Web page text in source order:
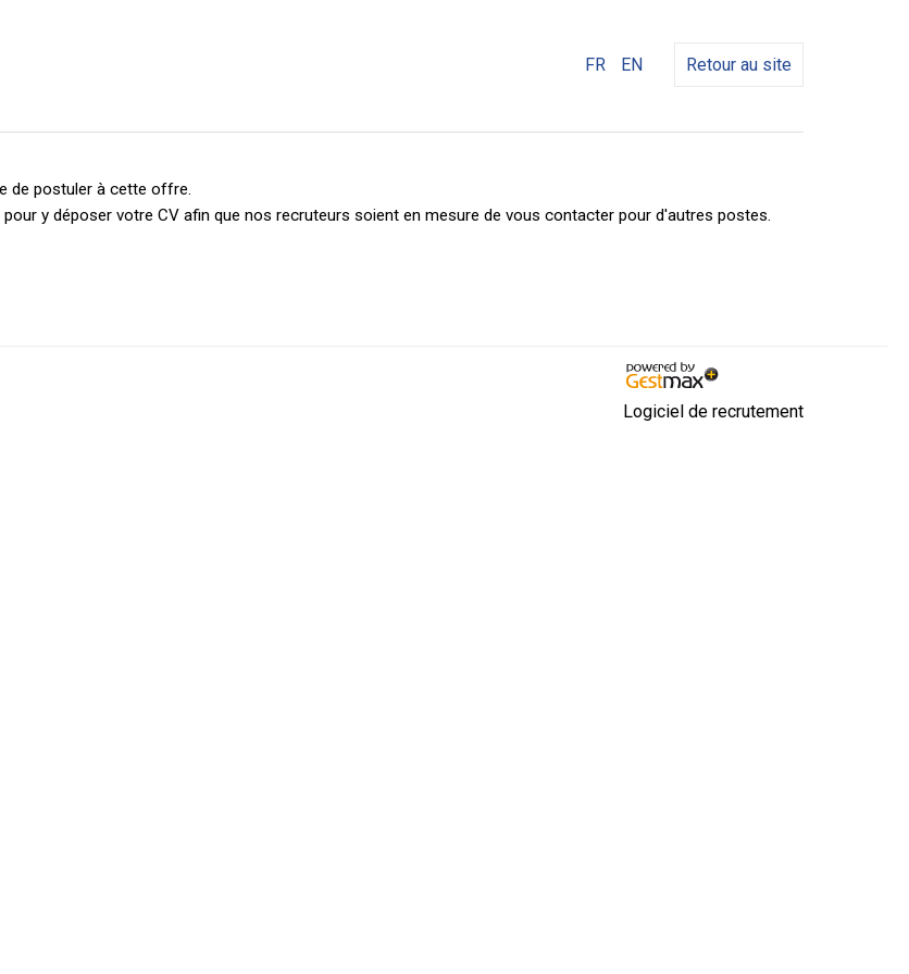
FR EN Retour au site
de postuler à cette offre.
y déposer votre CV afin que nos recruteurs soient en mesure de vous contacter pour d'autres postes.
Logiciel de recrutement